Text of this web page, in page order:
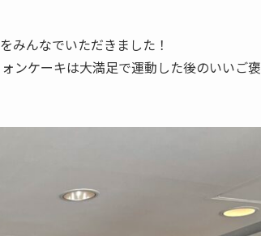
みんなでいただきました！
ンケーキは大満足で運動した後のいいご褒